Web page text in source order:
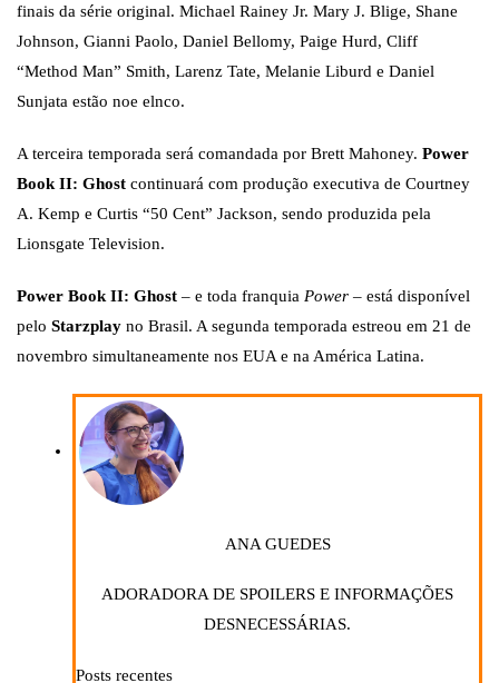
finais da série original. Michael Rainey Jr. Mary J. Blige, Shane
Johnson, Gianni Paolo, Daniel Bellomy, Paige Hurd, Cliff
“Method Man” Smith, Larenz Tate, Melanie Liburd e Daniel
Sunjata estão noe elnco.
A terceira temporada será comandada por Brett Mahoney. Power
Book II: Ghost continuará com produção executiva de Courtney
A. Kemp e Curtis “50 Cent” Jackson, sendo produzida pela
Lionsgate Television.
Power Book II: Ghost – e toda franquia Power – está disponível
pelo Starzplay no Brasil. A segunda temporada estreou em 21 de
novembro simultaneamente nos EUA e na América Latina.
ANA GUEDES
ADORADORA DE SPOILERS E INFORMAÇÕES
DESNECESSÁRIAS.
Posts recentes